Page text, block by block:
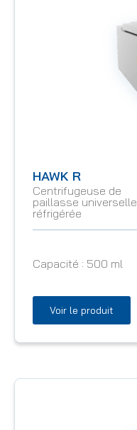
HAWK R
Centrifugeuse de
paillasse universelle
réfrigérée
Capacité : 500 ml
Voir le produit